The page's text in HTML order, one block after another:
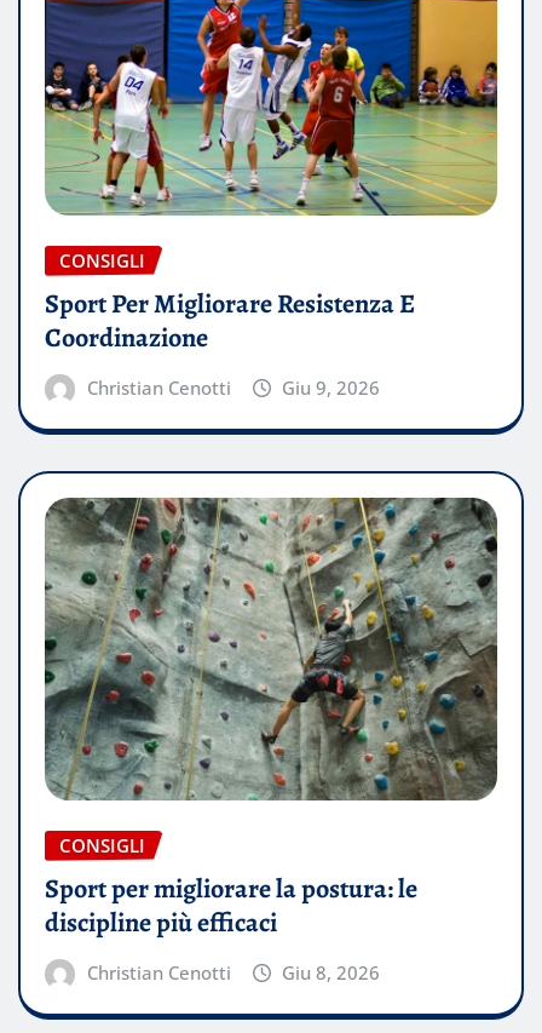
CONSIGLI
Sport Per Migliorare Resistenza E
Coordinazione
Christian Cenotti Giu 9, 2026
CONSIGLI
Sport per migliorare la postura: le
discipline più efficaci
Christian Cenotti Giu 8, 2026